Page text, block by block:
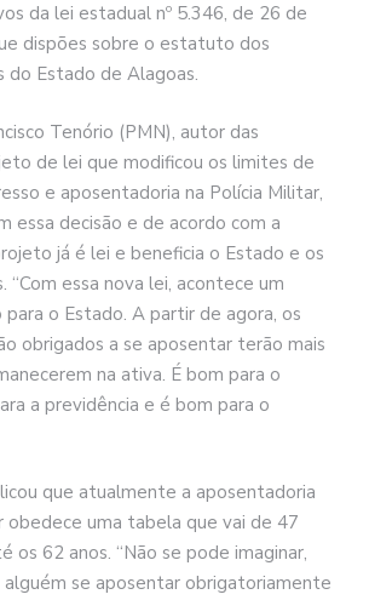
da lei estadual nº 5.346, de 26 de
dispões sobre o estatuto dos
do Estado de Alagoas.
Tenório (PMN), autor das
de lei que modificou os limites de
e aposentadoria na Polícia Militar,
essa decisão e de acordo com a
já é lei e beneficia o Estado e os
“Com essa nova lei, acontece um
o Estado. A partir de agora, os
obrigados a se aposentar terão mais
na ativa. É bom para o
a previdência e é bom para o
que atualmente a aposentadoria
obedece uma tabela que vai de 47
os 62 anos. “Não se pode imaginar,
alguém se aposentar obrigatoriamente